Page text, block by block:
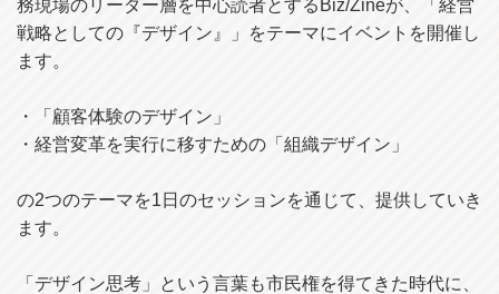
務現場のリーダー層を中心読者とするBiz/Zineが、「経営
戦略としての『デザイン』」をテーマにイベントを開催し
ます。
・「顧客体験のデザイン」
・経営変革を実行に移すための「組織デザイン」
の2つのテーマを1日のセッションを通じて、提供していき
ます。
「デザイン思考」という言葉も市民権を得てきた時代に、